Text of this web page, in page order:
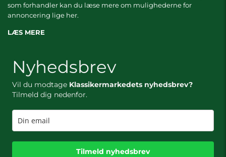
som forhandler kan du læse mere om mulighederne for
annoncering lige her.
LÆS MERE
Nyhedsbrev
Vil du modtage Klassikermarkedets nyhedsbrev?
Tilmeld dig nedenfor.
Tilmeld nyhedsbrev